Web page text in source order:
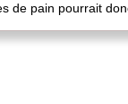
de pain pourrait